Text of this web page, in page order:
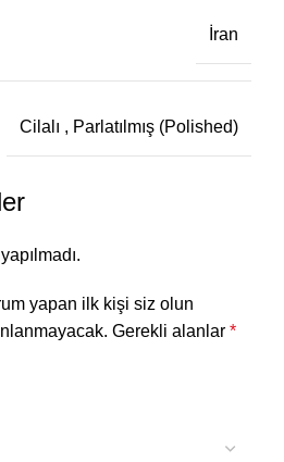
İran
Cilalı , Parlatılmış (Polished)
yapan ilk kişi siz olun
Gerekli alanlar *